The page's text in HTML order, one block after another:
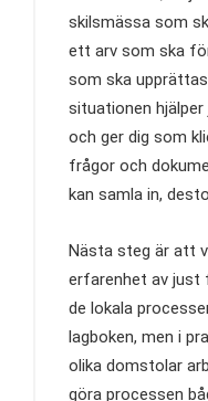
skilsmässa som
ett arv som ska
som ska
situationen
och ger dig som
frågor och
kan samla in,
Nästa steg är att
erfarenhet av just
de lokala
lagboken, men i
olika domstolar
göra processen